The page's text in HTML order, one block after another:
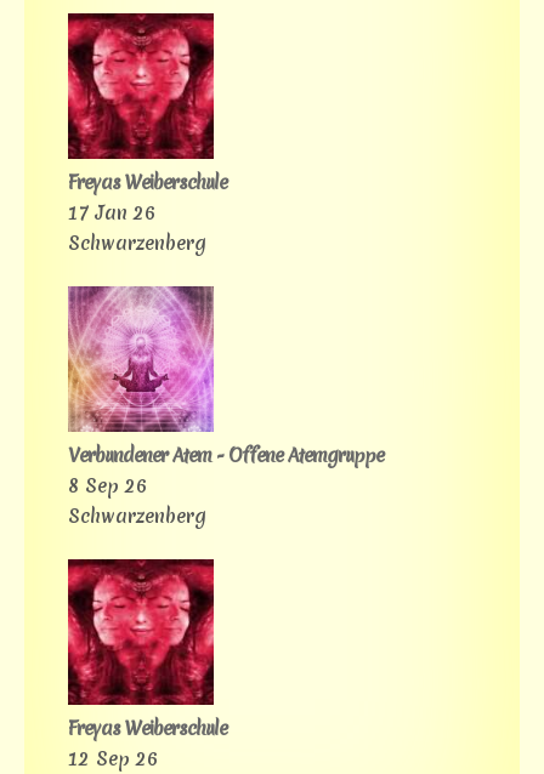
Freyas Weiberschule
17 Jan 26
Schwarzenberg
Verbundener Atem - Offene Atemgruppe
8 Sep 26
Schwarzenberg
Freyas Weiberschule
12 Sep 26